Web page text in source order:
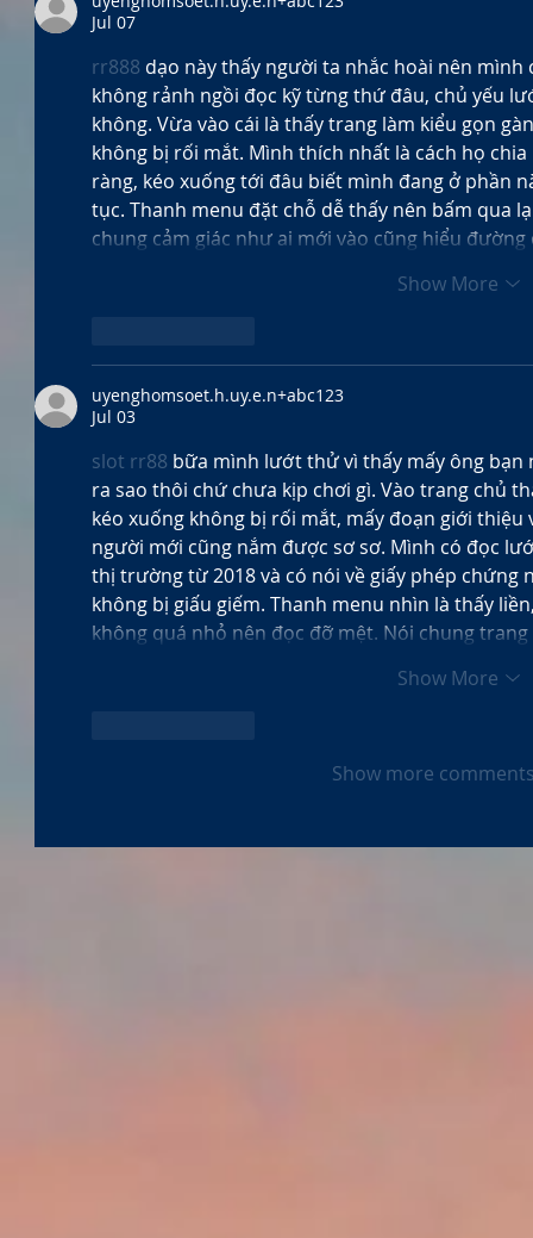
Jul 07
rr888 dạo này thấy người ta nhắc hoài nên
không rảnh ngồi đọc kỹ từng thứ đâu, chủ yếu
không. Vừa vào cái là thấy trang làm kiểu gọn
không bị rối mắt. Mình thích nhất là cách họ
ràng, kéo xuống tới đâu biết mình đang ở phần
tục. Thanh menu đặt chỗ dễ thấy nên bấm qua
chung cảm giác như ai mới vào cũng hiểu
Show More
uyenghomsoet.h.uy.e.n+abc123
Jul 03
slot rr88 bữa mình lướt thử vì thấy mấy ông
ra sao thôi chứ chưa kịp chơi gì. Vào trang chủ
kéo xuống không bị rối mắt, mấy đoạn giới
người mới cũng nắm được sơ sơ. Mình có đọc
thị trường từ 2018 và có nói về giấy phép
không bị giấu giếm. Thanh menu nhìn là thấy
không quá nhỏ nên đọc đỡ mệt. Nói chung
Show More
Show more